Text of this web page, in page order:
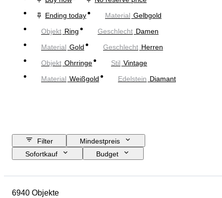
Ending today
Material Gelbgold
Objekt Ring Geschlecht Damen
Material Gold Geschlecht Herren
Objekt Ohrringe Stil Vintage
Material Weißgold Edelstein Diamant
Filter
Mindestpreis
Sofortkauf
Budget
Material
6940 Objekte